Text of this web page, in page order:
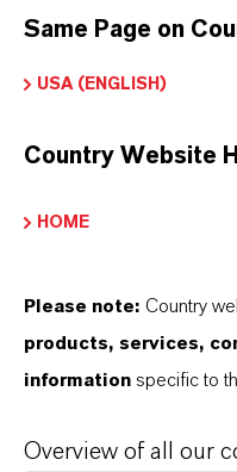
de entrega
molar
(Número CAS)
Same Page on
USA (ENGLISH)
Country Website
HOME
Please note: Country
products, services,
information specific to
Overview of all our